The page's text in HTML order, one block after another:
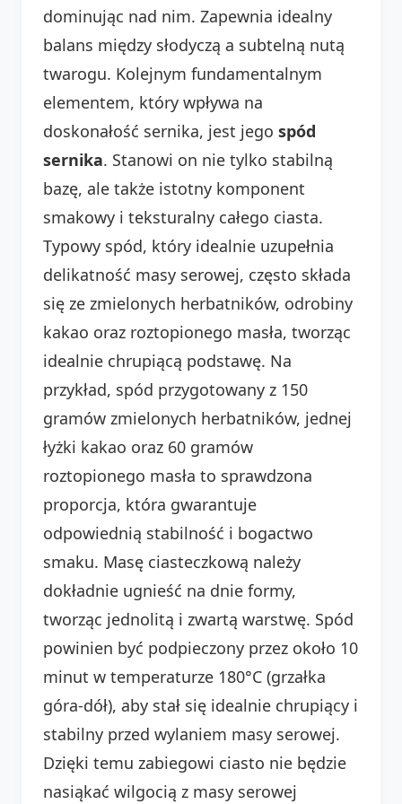
dominując nad nim. Zapewnia idealny
balans między słodyczą a subtelną nutą
twarogu. Kolejnym fundamentalnym
elementem, który wpływa na
doskonałość sernika, jest jego spód
sernika. Stanowi on nie tylko stabilną
bazę, ale także istotny komponent
smakowy i teksturalny całego ciasta.
Typowy spód, który idealnie uzupełnia
delikatność masy serowej, często składa
się ze zmielonych herbatników, odrobiny
kakao oraz roztopionego masła, tworząc
idealnie chrupiącą podstawę. Na
przykład, spód przygotowany z 150
gramów zmielonych herbatników, jednej
łyżki kakao oraz 60 gramów
roztopionego masła to sprawdzona
proporcja, która gwarantuje
odpowiednią stabilność i bogactwo
smaku. Masę ciasteczkową należy
dokładnie ugnieść na dnie formy,
tworząc jednolitą i zwartą warstwę. Spód
powinien być podpieczony przez około 10
minut w temperaturze 180°C (grzałka
góra-dół), aby stał się idealnie chrupiący i
stabilny przed wylaniem masy serowej.
Dzięki temu zabiegowi ciasto nie będzie
nasiąkać wilgocią z masy serowej